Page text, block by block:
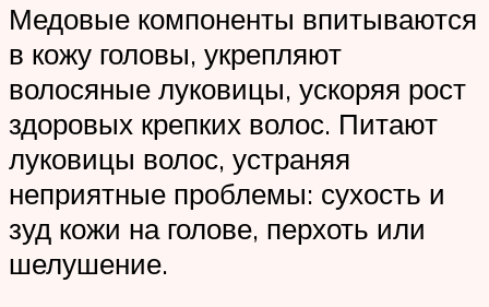
Медовые компоненты впитываются
в кожу головы, укрепляют
волосяные луковицы, ускоряя рост
здоровых крепких волос. Питают
луковицы волос, устраняя
неприятные проблемы: сухость и
зуд кожи на голове, перхоть или
шелушение.